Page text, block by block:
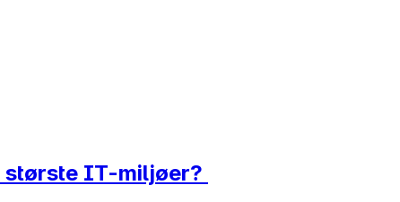
største IT-miljøer?